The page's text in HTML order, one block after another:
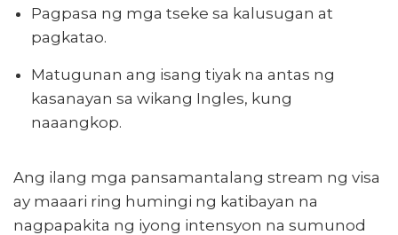
Pagpasa ng mga tseke sa kalusugan at
pagkatao.
Matugunan ang isang tiyak na antas ng
kasanayan sa wikang Ingles, kung
naaangkop.
Ang ilang mga pansamantalang stream ng visa
ay maaari ring humingi ng katibayan na
nagpapakita ng iyong intensyon na sumunod